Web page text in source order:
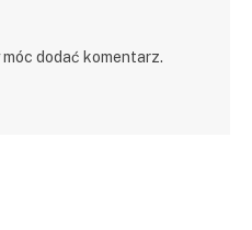
móc dodać komentarz.